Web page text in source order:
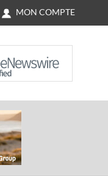
MON COMPTE